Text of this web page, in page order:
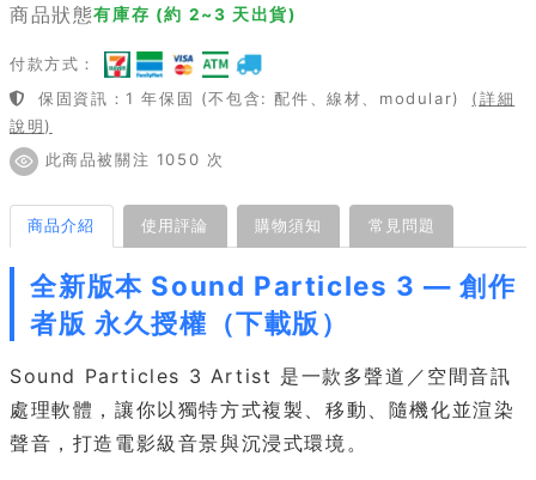
商品狀態有庫存 (約 2~3 天出貨)
付款方式：
保固資訊：1 年保固 (不包含: 配件、線材、modular)
(詳細
說明)
此商品被關注 1050 次
商品介紹 使用評論 購物須知 常見問題
全新版本 Sound Particles 3 — 創作
者版 永久授權（下載版）
Sound Particles 3 Artist 是一款多聲道／空間音訊
處理軟體，讓你以獨特方式複製、移動、隨機化並渲染
聲音，打造電影級音景與沉浸式環境。